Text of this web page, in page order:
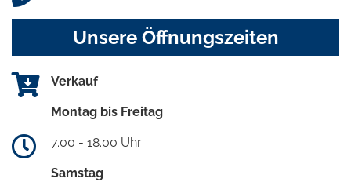
Unsere Öffnungszeiten
Verkauf
Montag bis Freitag
7.00 - 18.00 Uhr
Samstag